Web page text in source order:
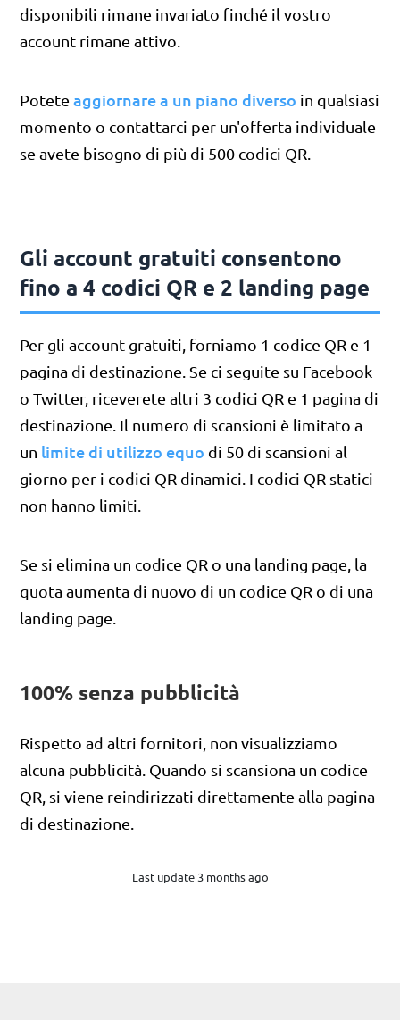
disponibili rimane invariato finché il vostro
account rimane attivo.
Poteteaggiornare a un piano diverso in qualsiasi
momento o contattarci per un'offerta individuale
se avete bisogno di più di 500 codici QR.
Gli account gratuiti consentono
fino a 4 codici QR e 2 landing page
Per gli account gratuiti, forniamo 1 codice QR e 1
pagina di destinazione. Se ci seguite su Facebook
o Twitter, riceverete altri 3 codici QR e 1 pagina di
destinazione. Il numero di scansioni è limitato a
un limite di utilizzo equo di 50 di scansioni al
giorno per i codici QR dinamici. I codici QR statici
non hanno limiti.
Se si elimina un codice QR o una landing page, la
quota aumenta di nuovo di un codice QR o di una
landing page.
100% senza pubblicità
Rispetto ad altri fornitori, non visualizziamo
alcuna pubblicità. Quando si scansiona un codice
QR, si viene reindirizzati direttamente alla pagina
di destinazione.
Last update 3 months ago